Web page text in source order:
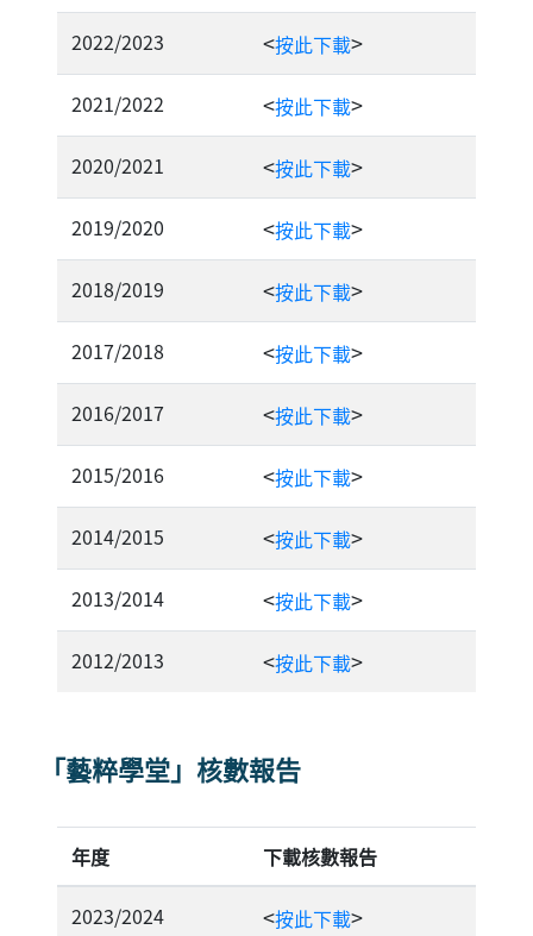
2022/2023 <按此下載>
2021/2022 <按此下載>
2020/2021 <按此下載>
2019/2020 <按此下載>
2018/2019 <按此下載>
2017/2018 <按此下載>
2016/2017 <按此下載>
2015/2016 <按此下載>
2014/2015 <按此下載>
2013/2014 <按此下載>
2012/2013 <按此下載>
「藝粹學堂」核數報告
年度 下載核數報告
2023/2024 <按此下載>